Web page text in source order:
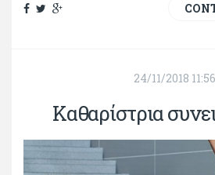
24/11/2018 11:56
Καθαρίστρια